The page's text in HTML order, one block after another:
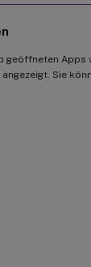
geöffneten Apps
angezeigt. Sie